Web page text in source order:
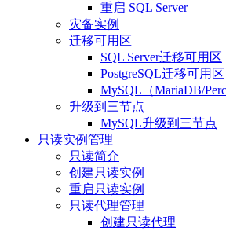
重启 SQL Server
灾备实例
迁移可用区
SQL Server迁移可用区
PostgreSQL迁移可用区
MySQL（MariaDB/
升级到三节点
MySQL升级到三节点
只读实例管理
只读简介
创建只读实例
重启只读实例
只读代理管理
创建只读代理